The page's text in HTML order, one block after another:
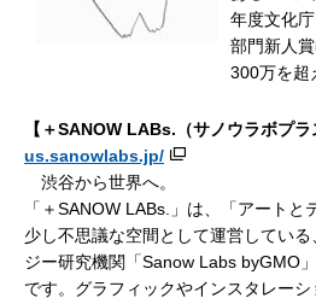
年度文化
部門新人
300万を超
【＋SANOW LABs.（サノウラボプラ
us.sanowlabs.jp/
渋谷から世界へ。
「＋SANOW LABs.」は、「アート
少し不思議な空間として運営してい
ジー研究機関「Sanow Labs byGMO
です。グラフィックやインスタレー